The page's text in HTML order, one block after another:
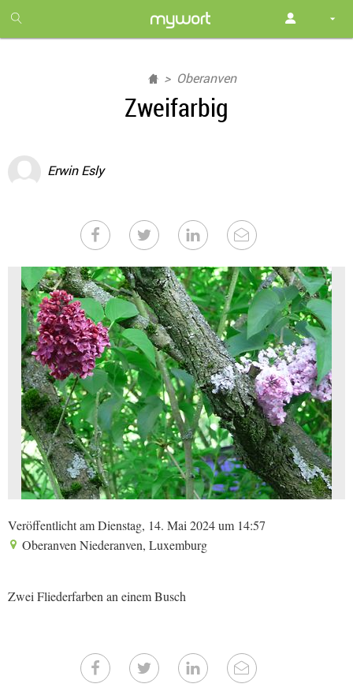
month
free
Oberanven
Zweifarbig
Erwin Esly
Veröffentlicht am Dienstag, 14. Mai 2024 um 14:57
Oberanven Niederanven, Luxemburg
Zwei Fliederfarben an einem Busch